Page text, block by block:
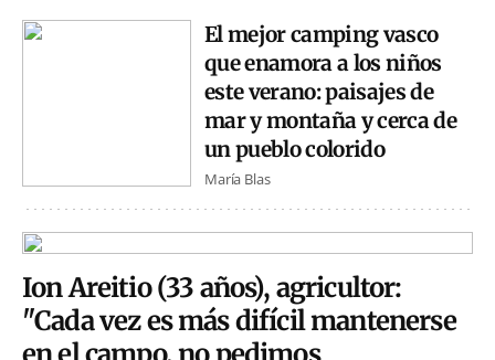
El mejor camping vasco
que enamora a los niños
este verano: paisajes de
mar y montaña y cerca de
un pueblo colorido
María Blas
Ion Areitio (33 años), agricultor:
"Cada vez es más difícil mantenerse